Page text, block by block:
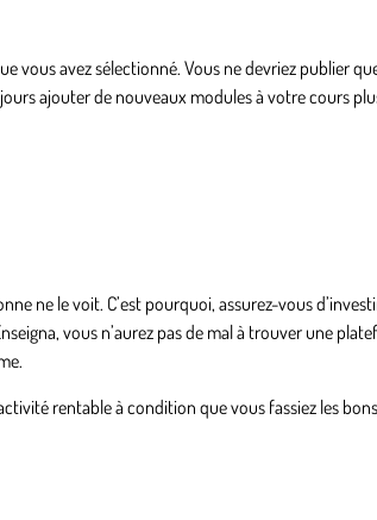
vous avez sélectionné. Vous ne devriez publier
ajouter de nouveaux modules à votre cours
ne le voit. C’est pourquoi, assurez-vous
vous n’aurez pas de mal à trouver une
rentable à condition que vous fassiez les